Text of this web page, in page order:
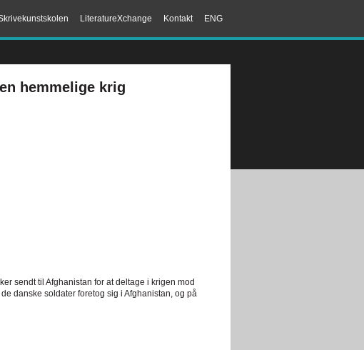
ENG
Kontakt
LiteratureXchange
hemmelige krig
sendt til Afghanistan for at deltage i krigen mod
danske soldater foretog sig i Afghanistan, og på